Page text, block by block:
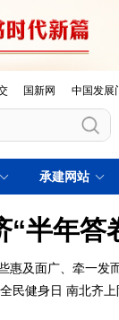
国新网 中国发展
承建网站
“半年答
惠及面广、牵一发
民健身日 南北齐上